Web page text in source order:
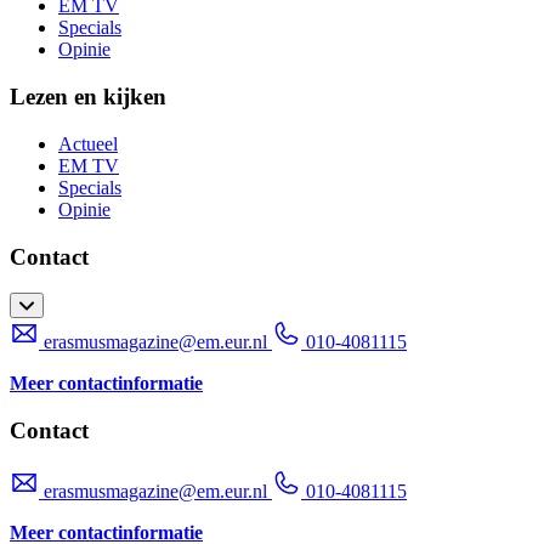
EM TV
Specials
Opinie
Lezen en kijken
Actueel
EM TV
Specials
Opinie
Contact
erasmusmagazine@em.eur.nl
010-4081115
Meer contactinformatie
Contact
erasmusmagazine@em.eur.nl
010-4081115
Meer contactinformatie